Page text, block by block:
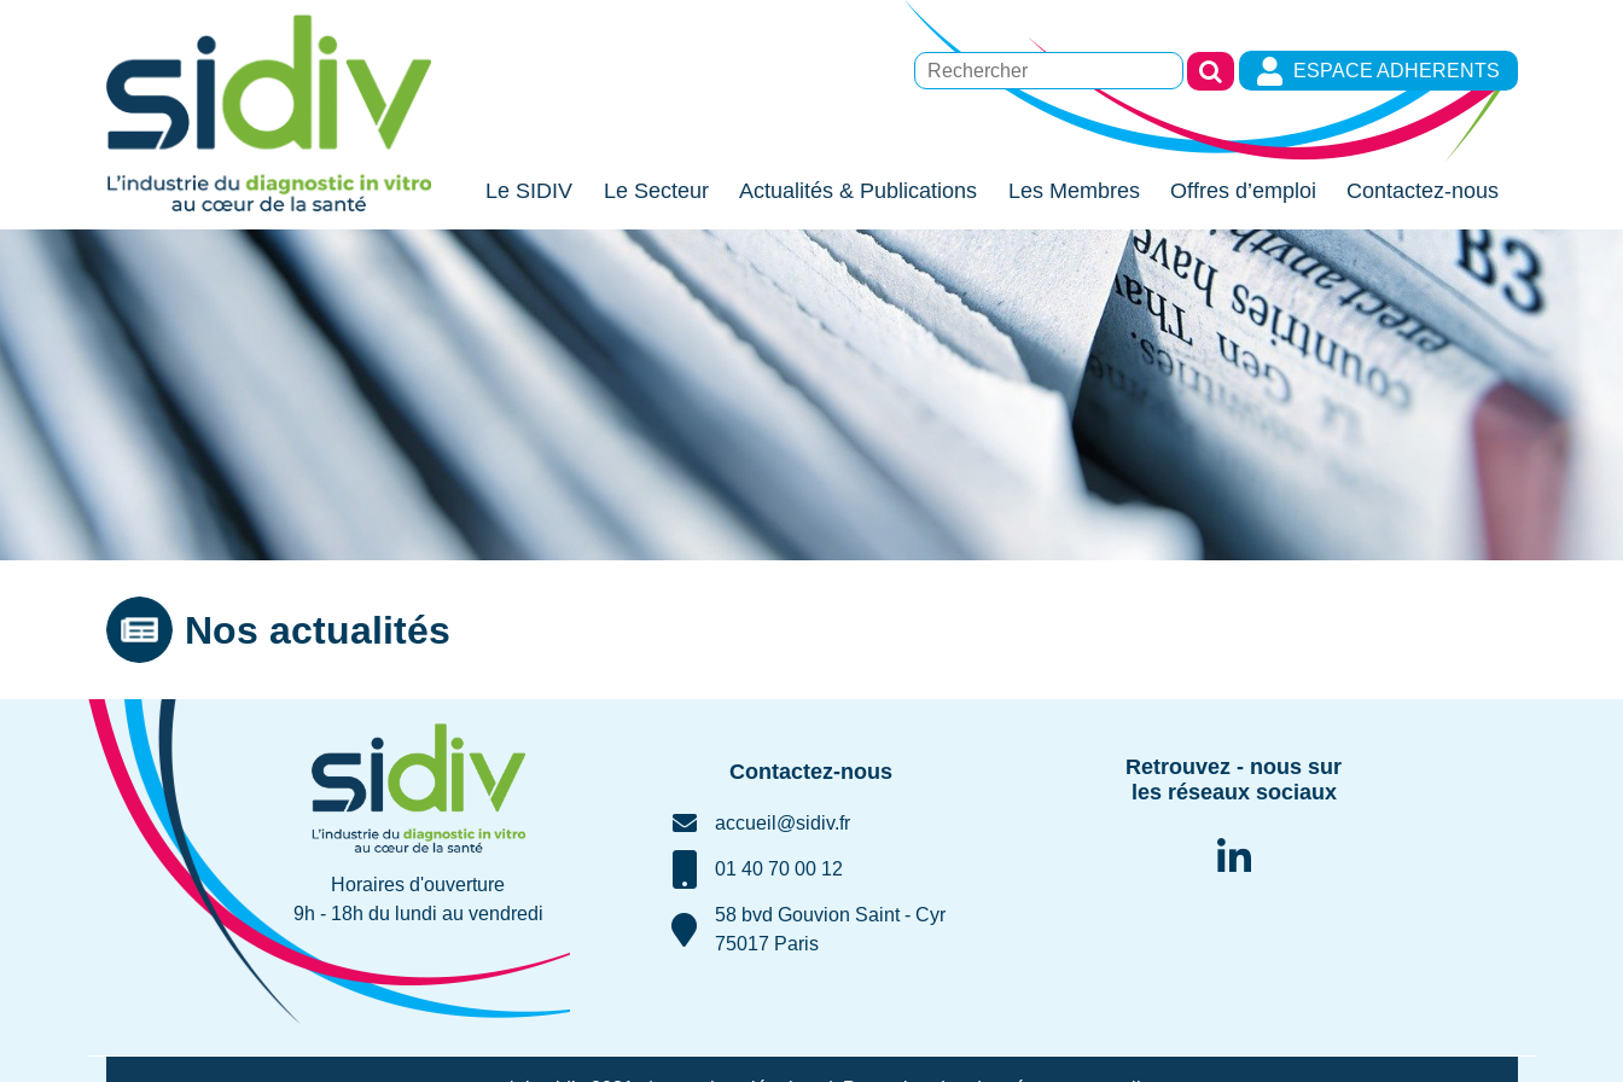
ESPACE ADHERENTS
Le SIDIV Le Secteur Actualités & Publications Les Membres Offres d’emploi Contactez-nous
Nos actualités
Horaires d'ouverture
9h - 18h du lundi au vendredi
Contactez-nous
accueil@sidiv.fr
01 40 70 00 12
58 bvd Gouvion Saint - Cyr
75017 Paris
Retrouvez - nous sur
les réseaux sociaux